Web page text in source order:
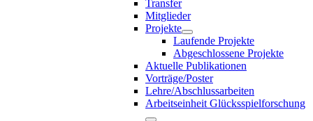
Transfer
Mitglieder
Projekte
Laufende Projekte
Abgeschlossene Projekte
Aktuelle Publikationen
Vorträge/Poster
Lehre/Abschlussarbeiten
Arbeitseinheit Glücksspielforschung